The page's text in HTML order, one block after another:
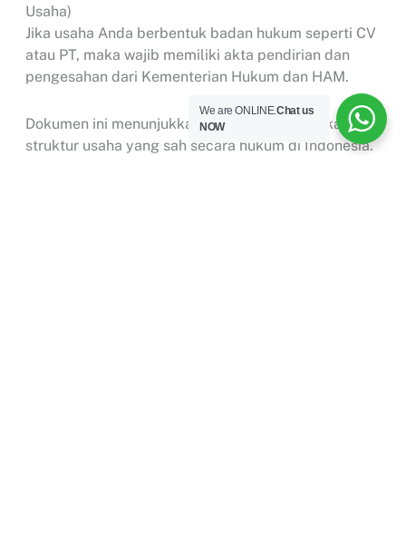
Usaha)
Jika usaha Anda berbentuk badan hukum seperti CV
atau PT, maka wajib memiliki akta pendirian dan
pengesahan dari Kementerian Hukum dan HAM.
Dokumen ini menunjukkan legalitas kepemilikan dan
struktur usaha yang sah secara hukum di Indonesia.
We are ONLINE.Chat us
NOW